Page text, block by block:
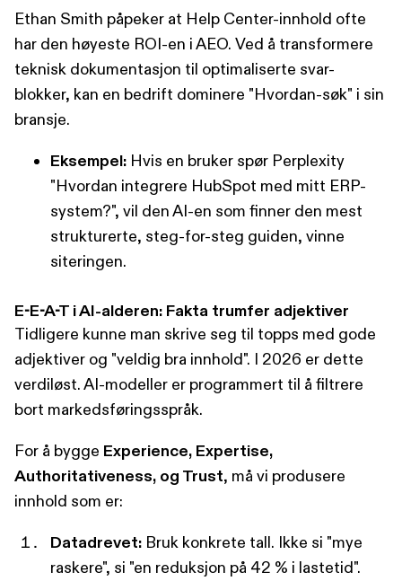
Ethan Smith påpeker at Help Center-innhold ofte
har den høyeste ROI-en i AEO. Ved å transformere
teknisk dokumentasjon til optimaliserte svar-
blokker, kan en bedrift dominere "Hvordan-søk" i sin
bransje.
Eksempel: Hvis en bruker spør Perplexity
"Hvordan integrere HubSpot med mitt ERP-
system?", vil den AI-en som finner den mest
strukturerte, steg-for-steg guiden, vinne
siteringen.
E-E-A-T i AI-alderen: Fakta trumfer adjektiver
Tidligere kunne man skrive seg til topps med gode
adjektiver og "veldig bra innhold". I 2026 er dette
verdiløst. AI-modeller er programmert til å filtrere
bort markedsføringsspråk.
For å bygge Experience, Expertise,
Authoritativeness, og Trust, må vi produsere
innhold som er:
Datadrevet: Bruk konkrete tall. Ikke si "mye
raskere", si "en reduksjon på 42 % i lastetid".